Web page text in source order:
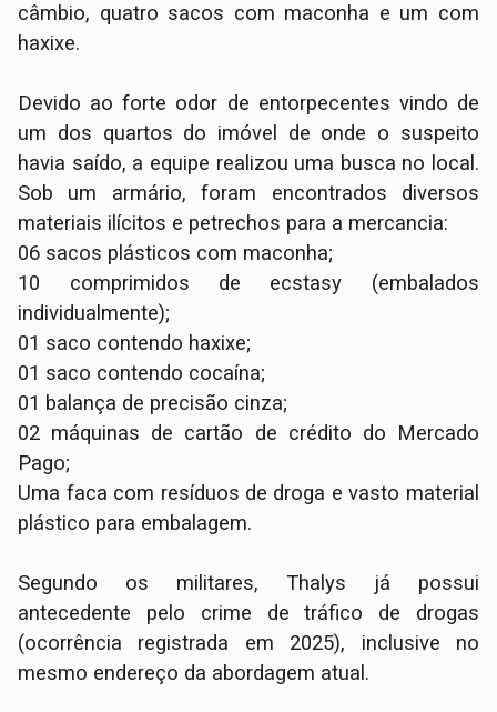
câmbio, quatro sacos com maconha e um com
haxixe.
​Devido ao forte odor de entorpecentes vindo de
um dos quartos do imóvel de onde o suspeito
havia saído, a equipe realizou uma busca no local.
Sob um armário, foram encontrados diversos
materiais ilícitos e petrechos para a mercancia:
​06 sacos plásticos com maconha;
​10 comprimidos de ecstasy (embalados
individualmente);
​01 saco contendo haxixe;
​01 saco contendo cocaína;
​01 balança de precisão cinza;
​02 máquinas de cartão de crédito do Mercado
Pago;
​Uma faca com resíduos de droga e vasto material
plástico para embalagem.
​Segundo os militares, Thalys já possui
antecedente pelo crime de tráfico de drogas
(ocorrência registrada em 2025), inclusive no
mesmo endereço da abordagem atual.